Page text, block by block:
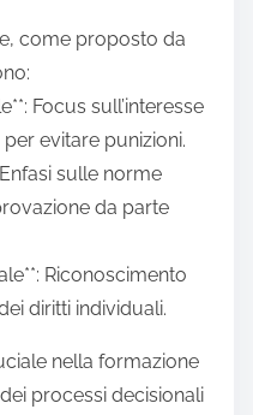
come proposto da
Focus sull’interesse
evitare punizioni.
sulle norme
da parte
Riconoscimento
diritti individuali.
nella formazione
processi decisionali